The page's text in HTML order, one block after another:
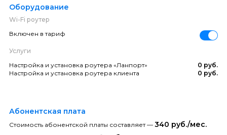
Оборудование
Wi-Fi роутер
Включен в тариф
Услуги
Настройка и установка роутера «Ланпорт»
0 руб.
Настройка и установка роутера клиента
0 руб.
Абонентская плата
Стоимость абонентской платы составляет — 340 руб./мес.